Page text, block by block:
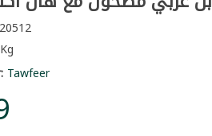
Tawfeer